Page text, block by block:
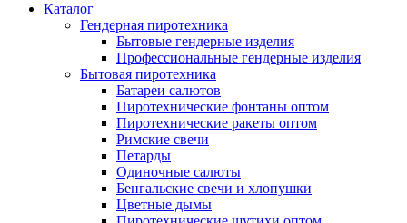
Каталог
Гендерная пиротехника
Бытовые гендерные изделия
Профессиональные гендерные изделия
Бытовая пиротехника
Батареи салютов
Пиротехнические фонтаны оптом
Пиротехнические ракеты оптом
Римские свечи
Петарды
Одиночные салюты
Бенгальские свечи и хлопушки
Цветные дымы